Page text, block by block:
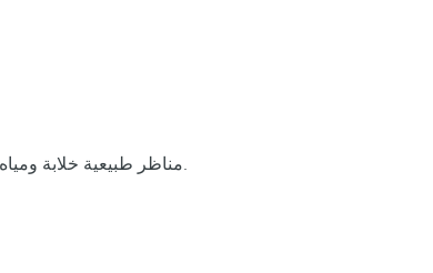
مناظر طبيعية خلابة ومياه صافية كريستالية وبعض من أفضل الشواطئ في العالم.